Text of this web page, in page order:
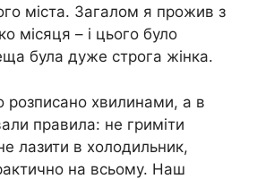
міста. Загалом я прожив з
місяця – і цього було
була дуже строга жінка.
розписано хвилинами, а в
правила: не гриміти
лазити в холодильник,
на всьому. Наш